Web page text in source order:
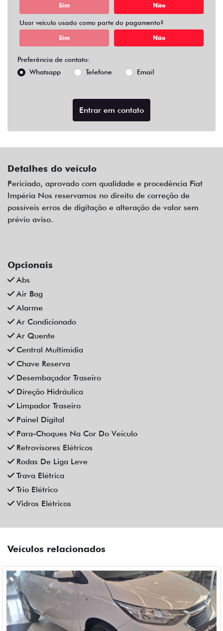
Sim Não
Usar veículo usado como parte do pagamento?
Sim Não
Preferência de contato:
Whatsapp
Telefone Email
Entrar em contato
Detalhes do veículo
Periciado, aprovado com qualidade e procedência Fiat
Impéria Nos reservamos no direito de correção de
possíveis erros de digitação e alteração de valor sem
prévio aviso.
Opcionais
Abs
Air Bag
Alarme
Ar Condicionado
Ar Quente
Central Multimídia
Chave Reserva
Desembaçador Traseiro
Direção Hidráulica
Limpador Traseiro
Painel Digital
Para-Choques Na Cor Do Veículo
Retrovisores Elétricos
Rodas De Liga Leve
Trava Elétrica
Trio Elétrico
Vidros Elétricos
Veículos relacionados